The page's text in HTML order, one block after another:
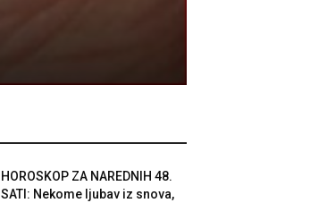
HOROSKOP ZA NAREDNIH 48.
SATI: Nekome ljubav iz snova,